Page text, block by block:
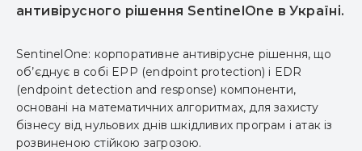
антивірусного рішення SentinelOne в Україні.
SentinelOne: корпоративне антивірусне рішення, що
об’єднує в собі EPP (endpoint protection) і EDR
(endpoint detection and response) компоненти,
основані на математичних алгоритмах, для захисту
бізнесу від нульових днів шкідливих програм і атак із
розвиненою стійкою загрозою.